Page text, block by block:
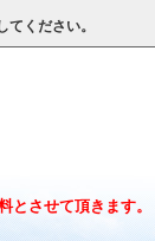
ください。
させて頂きます。